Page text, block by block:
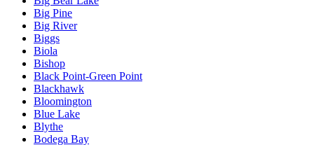
Big Pine
Big River
Biggs
Biola
Bishop
Black Point-Green Point
Blackhawk
Bloomington
Blue Lake
Blythe
Bodega Bay